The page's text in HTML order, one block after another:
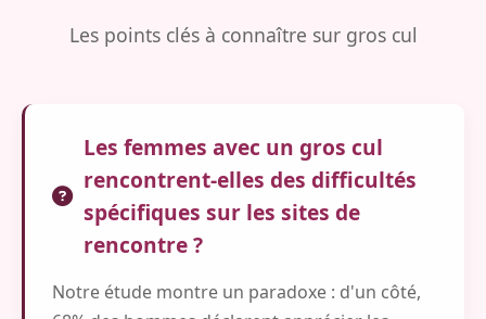
Les points clés à connaître sur gros cul
Les femmes avec un gros cul
rencontrent-elles des difficultés
spécifiques sur les sites de
rencontre ?
Notre étude montre un paradoxe : d'un côté,